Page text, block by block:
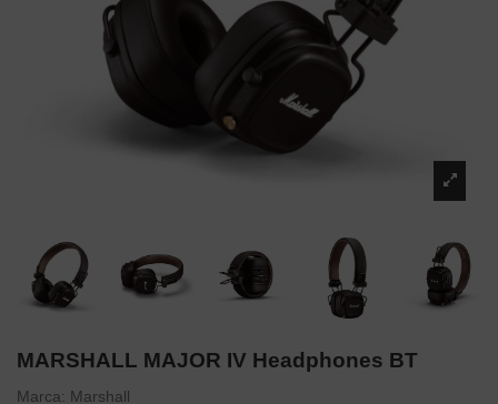
MARSHALL MAJOR IV Headphones BT
Marca: Marshall